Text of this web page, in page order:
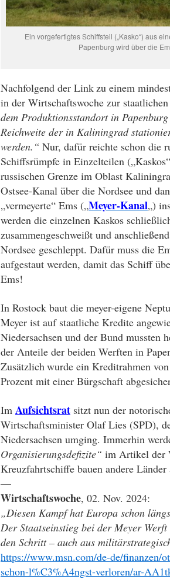
Ein vorgefertigtes Schiffsteil („Kasko“) aus
Papenburg wird über die
Nachfolgend der Linkzu einem
in der Wirtschaftswoche zur
dem Produktionsstandort in
Reichweite der in Kaliningrad
werden.“ Nur, dafür reichte schon die
Schiffsrümpfe in Einzelteilen
russischen Grenze im Oblast
Ostsee-Kanal über die Nordsee und
„vermeyerte“ Ems („Meyer-Kanal„)
werden die einzelnen Kaskos
zusammengeschweißt und
Nordsee geschleppt. Dafür muss die
aufgestaut werden, damit das Schiff
Ems!
In Rostock baut die meyer-eigene
Meyer ist auf staatliche Kredite
Niedersachsen und der Bund mussten
der Anteile der beiden Werften in
Zusätzlichwurde ein Kreditrahmen
Prozent mit einer Bürgschaft
Im Aufsichtsrat sitzt nun der
Wirtschaftsminister Olaf Lies (SPD),
Niedersachsen umging. Immerhin
Organisierungsdefizite“ im Artikel der
Kreuzfahrtschiffe bauen andere Länder
—
Wirtschaftswoche, 02. Nov. 2024:
„Diesen Kampf hat Europa schon
Der Staatseinstieg bei der Meyer
den Schritt – auch aus
https://www.msn.com/de-de/finanzen/
schon-l%C3%A4ngst-verloren/ar-